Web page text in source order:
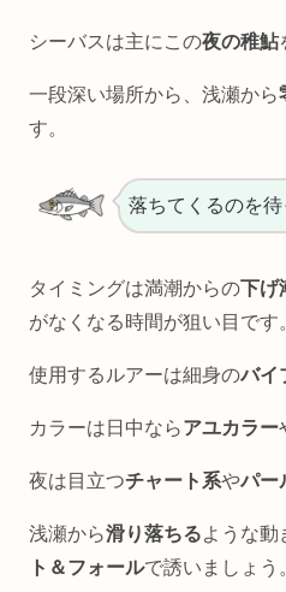
シーバスは主にこの夜の稚鮎
一段深い場所から、浅瀬から
す。
落ちてくるのを待
タイミングは満潮からの下げ
がなくなる時間が狙い目です
使用するルアーは細身のバイ
カラーは日中ならアユカラー
夜は目立つチャート系やパー
浅瀬から滑り落ちるような動
ト＆フォールで誘いましょう